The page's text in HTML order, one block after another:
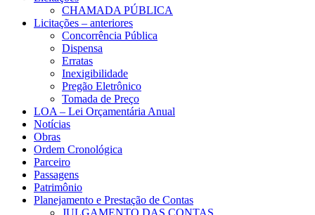
CHAMADA PÚBLICA
Licitações – anteriores
Concorrência Pública
Dispensa
Erratas
Inexigibilidade
Pregão Eletrônico
Tomada de Preço
LOA – Lei Orçamentária Anual
Notícias
Obras
Ordem Cronológica
Parceiro
Passagens
Patrimônio
Planejamento e Prestação de Contas